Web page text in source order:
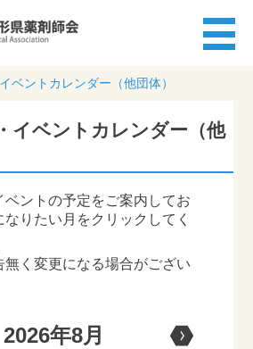
ベントカレンダー（他団体）
イベントカレンダー（他
ベントの予定をご案内してお
なりたい月をクリックしてく
無く変更になる場合がござい
2026年8月